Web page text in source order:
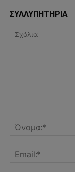
ΣΥΛΛΥΠΗΤΗΡΙΑ